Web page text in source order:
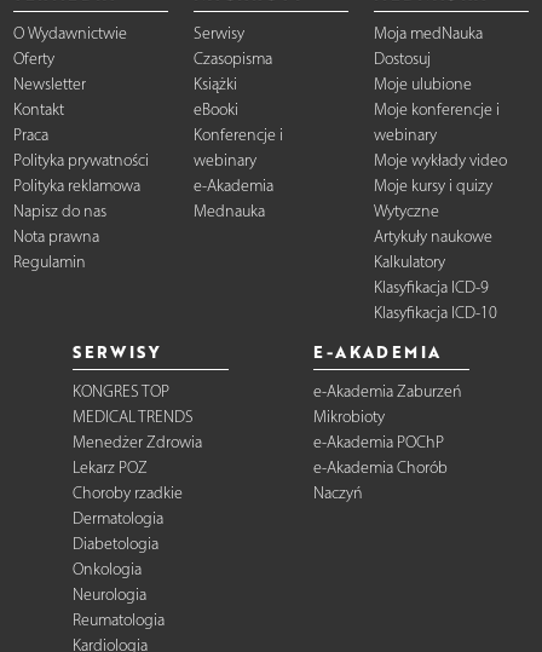
O Wydawnictwie
Oferty
Newsletter
Kontakt
Praca
Polityka prywatności
Polityka reklamowa
Napisz do nas
Nota prawna
Regulamin
Serwisy
Czasopisma
Książki
eBooki
Konferencje i
webinary
e-Akademia
Mednauka
Moja medNauka
Dostosuj
Moje ulubione
Moje konferencje i
webinary
Moje wykłady video
Moje kursy i quizy
Wytyczne
Artykuły naukowe
Kalkulatory
Klasyfikacja ICD-9
Klasyfikacja ICD-10
SERWISY
KONGRES TOP
MEDICAL TRENDS
Menedżer Zdrowia
Lekarz POZ
Choroby rzadkie
Dermatologia
Diabetologia
Onkologia
Neurologia
Reumatologia
Kardiologia
E-AKADEMIA
e-Akademia Zaburzeń
Mikrobioty
e-Akademia POChP
e-Akademia Chorób
Naczyń